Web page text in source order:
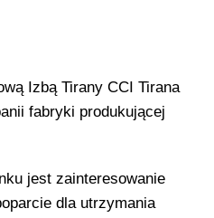
Izbą Tirany CCI Tirana
fabryki produkującej
jest zainteresowanie
dla utrzymania